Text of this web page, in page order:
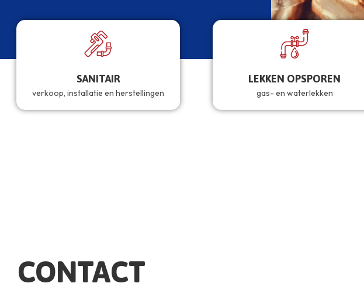
SANITAIR
verkoop, installatie en herstellingen
LEKKEN OPSPOREN
gas- en waterlekken
CONTACT